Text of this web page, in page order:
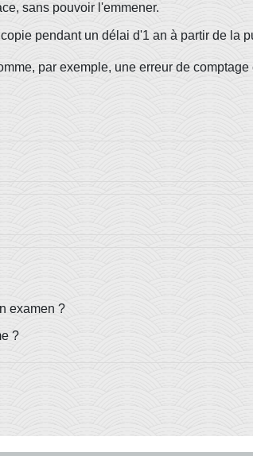
sans pouvoir l'emmener.
pendant un délai d'1 an à partir de la
par exemple, une erreur de
examen ?
?